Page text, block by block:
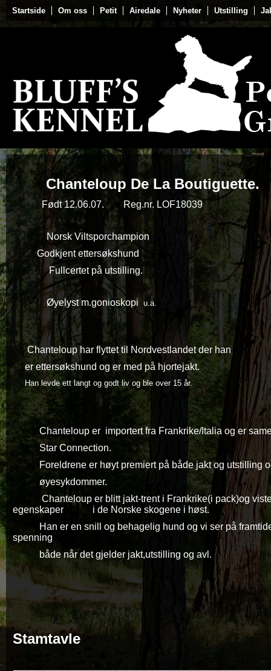
Startside Om oss Petit Airedale Nyheter Utstilling
Chanteloup De La Boutiguette.
Født 12.06.07. Reg.nr. LOF18039
Norsk Viltsporchampion
Godkjent ettersøkshund
Fullcertet på utstilling.
Øyelyst m.gonioskopi u.a.
Chanteloup har flyttet til Nordvestlandet der han
er ettersøkshund og er med på hjortejakt.
Han levde ett langt og godt liv og ble over 15 år.
Chanteloup er importert fra Frankrike/Italia og er
Star Connection.
Foreldrene er høyt premiert på både jakt og utstilling
øyesykdommer.
Chanteloup er blitt jakt-trent i Frankrike(i pack)og
egenskaper i de Norske skogene i høst.
Han er en snill og behagelig hund og vi ser på
spenning
både når det gjelder jakt,utstilling og avl.
Stamtavle